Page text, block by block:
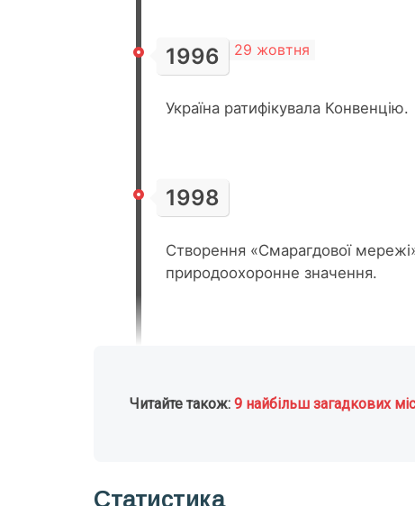
1996 29 жовтня
Україна ратифікувала Конвенцію.
1998
Створення «Смарагдової
природоохоронне значення.
Читайте також: 9 найбільш загадкових
Статистика